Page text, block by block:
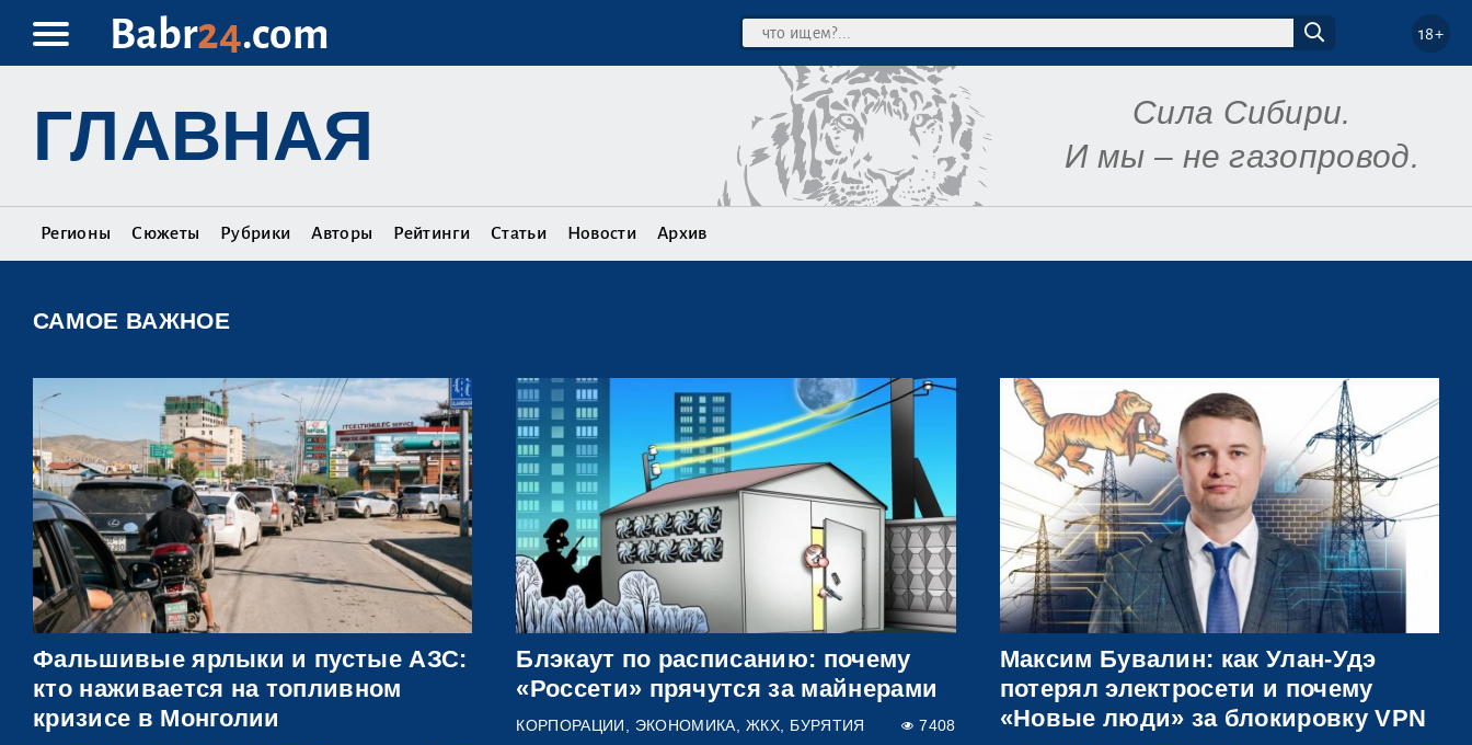
Babr24.com 18+
Сила Сибири.
И мы – не газопровод.
ГЛАВНАЯ
Регионы Сюжеты Рубрики Авторы Рейтинги Статьи Новости Архив
САМОЕ ВАЖНОЕ
Фальшивые ярлыки и пустые АЗС:
кто наживается на топливном
кризисе в Монголии
Блэкаут по расписанию: почему
«Россети» прячутся за майнерами
КОРПОРАЦИИ ЭКОНОМИКА ЖКХ БУРЯТИЯ 7408
Максим Бувалин: как Улан-Удэ
потерял электросети и почему
«Новые люди» за блокировку VPN